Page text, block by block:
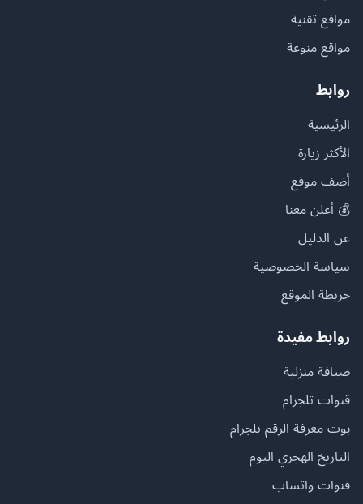
مواقع تقنية
مواقع منوعة
روابط
الرئيسية
الأكثر زيارة
أضف موقع
💰 أعلن معنا
عن الدليل
سياسة الخصوصية
خريطة الموقع
روابط مفيدة
ضيافة منزلية
قنوات تلجرام
بوت معرفة الرقم تلجرام
التاريخ الهجري اليوم
قنوات واتساب